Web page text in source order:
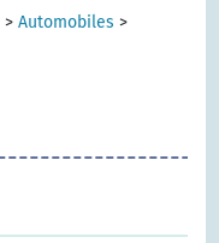
>Automobiles >